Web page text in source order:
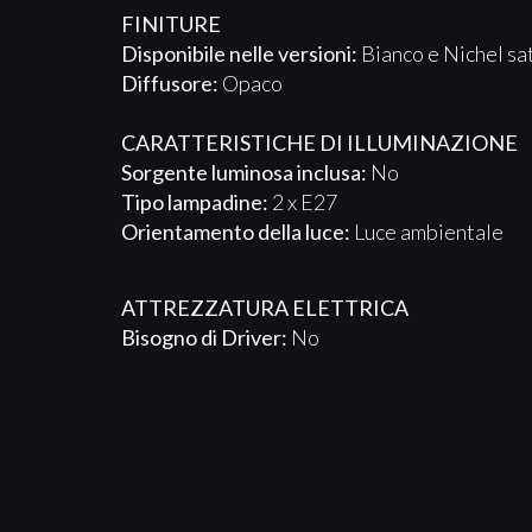
FINITURE
Disponibile nelle versioni: Bianco e Nichel
Diffusore: Opaco
CARATTERISTICHE DI ILLUMINAZIONE
Sorgente luminosa inclusa: No
Tipo lampadine: 2 x E27
Orientamento della luce: Luce ambientale
ATTREZZATURA ELETTRICA​​​
Bisogno di Driver: No